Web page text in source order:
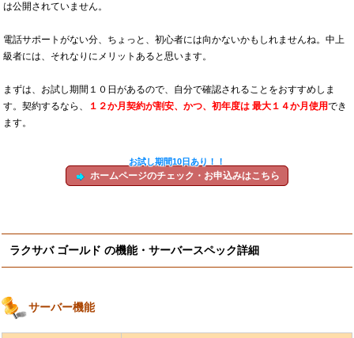
は公開されていません。
電話サポートがない分、ちょっと、初心者には向かないかもしれませんね。中上
級者には、それなりにメリットあると思います。
まずは、お試し期間１０日があるので、自分で確認されることをおすすめしま
す。契約するなら、
１２か月契約が割安、かつ、初年度は 最大１４か月使用でき
ます。
お試し期間10日あり！！
ホームページのチェック・お申込みはこちら
ラクサバ ゴールド の機能・サーバースペック詳細
サーバー機能